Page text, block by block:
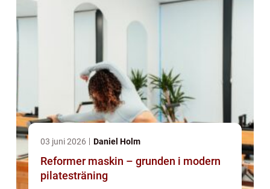
03 juni 2026 Daniel Holm
Reformer maskin – grunden i modern
pilatesträning